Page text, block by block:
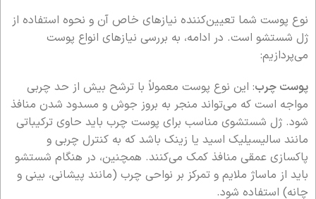
نوع پوست شما تعیین‌کننده نیازهای خاص آن و نحوه استفاده از
ژل شستشو است. در ادامه، به بررسی نیازهای انواع پوست
می‌پردازیم:
پوست چرب: این نوع پوست معمولاً با ترشح بیش از حد چربی
مواجه است که می‌تواند منجر به بروز جوش و مسدود شدن منافذ
شود. ژل شستشوی مناسب برای پوست چرب باید حاوی ترکیباتی
مانند سالیسیلیک اسید یا زینک باشد که به کنترل چربی و
پاکسازی عمقی منافذ کمک می‌کنند. همچنین، در هنگام شستشو
باید از ماساژ ملایم و تمرکز بر نواحی چرب (مانند پیشانی، بینی و
چانه) استفاده شود.